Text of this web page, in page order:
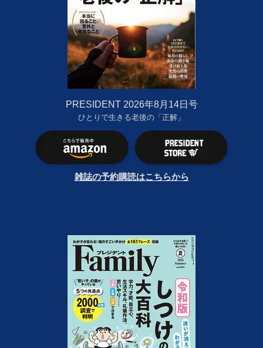
PRESIDENT 2026年8月14日号
ひとりで生きる老後の「正解」
雑誌の予約購読はこちらから